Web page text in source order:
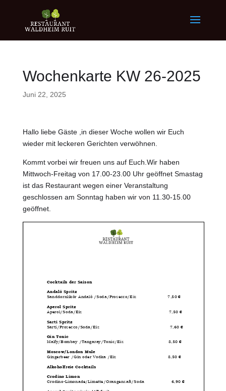
Wochenkarte KW 26-2025
Juni 22, 2025
Hallo liebe Gäste ,in dieser Woche wollen wir Euch
wieder mit leckeren Gerichten verwöhnen.
Kommt vorbei wir freuen uns auf Euch.Wir haben
Mittwoch-Freitag von 17.00-23.00 Uhr geöffnet Smastag
ist das Restaurant wegen einer Veranstaltung
geschlossen am Sonntag haben wir von 11.30-15.00
geöffnet.